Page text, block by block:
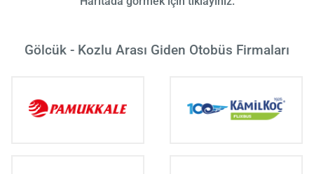
Gölcük - Kozlu Arası Giden Otobüs Firmaları